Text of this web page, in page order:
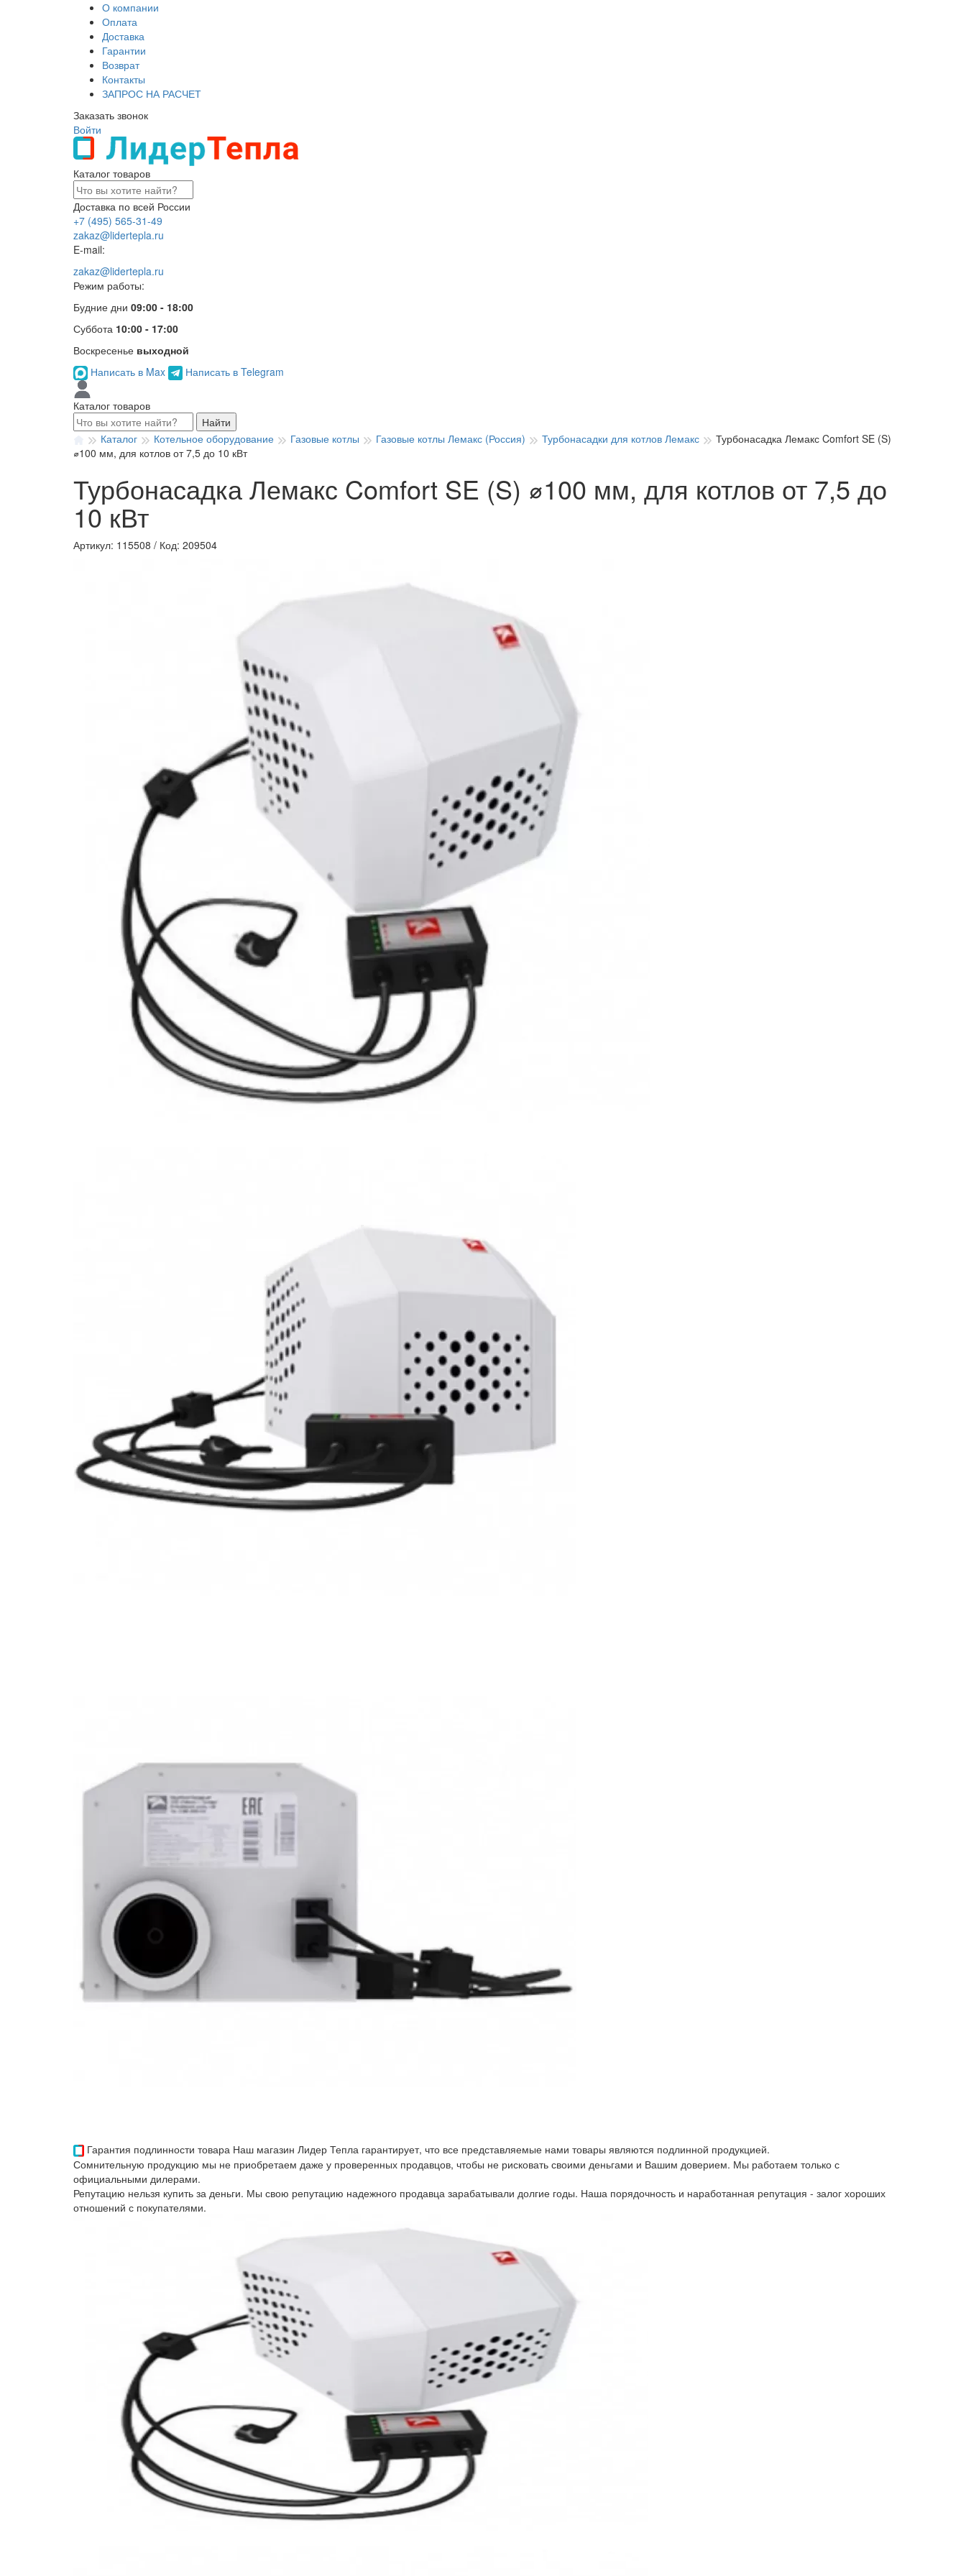
О компании
Оплата
Доставка
Гарантии
Возврат
Контакты
ЗАПРОС НА РАСЧЕТ
Заказать звонок
Войти
Каталог товаров
Доставка по всей России
+7 (495) 565-31-49
zakaz@lidertepla.ru
E-mail:
zakaz@lidertepla.ru
Режим работы:
Будние дни 09:00 - 18:00
Суббота 10:00 - 17:00
Воскресенье выходной
Написать в Max
Написать в Telegram
Каталог товаров
Найти
Каталог
Котельное оборудование Газовые котлы Газовые котлы Лемакс (Россия) Турбонасадки для котлов Лемакс
Турбонасадка Лемакс Comfort SE (S)
⌀100 мм, для котлов от 7,5 до 10 кВт
Турбонасадка Лемакс Comfort SE (S) ⌀100 мм, для котлов от 7,5 до
10 кВт
Артикул: 115508 / Код: 209504
Гарантия подлинности товара Наш магазин Лидер Тепла гарантирует, что все представляемые нами товары являются подлинной продукцией.
Сомнительную продукцию мы не приобретаем даже у проверенных продавцов, чтобы не рисковать своими деньгами и Вашим доверием. Мы работаем только с
официальными дилерами.
Репутацию нельзя купить за деньги. Мы свою репутацию надежного продавца зарабатывали долгие годы. Наша порядочность и наработанная репутация - залог хороших
отношений с покупателями.